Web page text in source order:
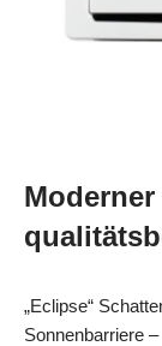
„Eclipse“
Sonnenbarriere